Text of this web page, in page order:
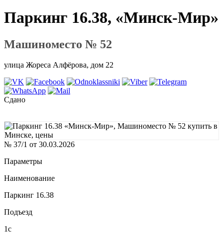
Паркинг 16.38, «Минск-Мир»
Машиноместо № 52
улица Жореса Алфёрова, дом 22
Сдано
№ 37/1 от 30.03.2026
Параметры
Наименование
Паркинг 16.38
Подъезд
1с